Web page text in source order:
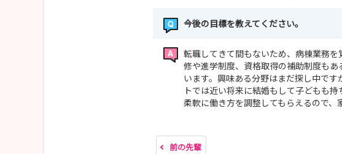
今後の目標を教えてください。
転職してきて間もないため、病棟業務
修や進学制度、資格取得の補助制度も
います。興味ある分野はまだ探し中で
トでは近い将来に結婚もして子どもも
柔軟に働き方を調整してもらえるので、
前の先輩